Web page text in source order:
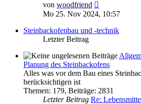
von woodfriend
Beitrag
Mo 25. Nov 2024, 10:57
Steinbackofenbau und -technik
Letzter Beitrag
Planung des Steinbackofens
Alles was vor dem Bau eines
berücksichtigen ist
Themen: 179, Beiträge: 2831
Letzter Beitrag Re: